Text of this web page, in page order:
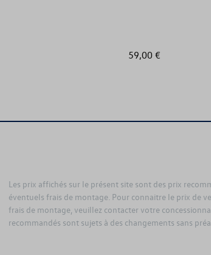
59,00 €
Les prix affichés sur le présent site sont des prix
éventuels frais de montage. Pour connaitre le prix de
frais de montage, veuillez contacter votre
recommandés sont sujets à des changements sans